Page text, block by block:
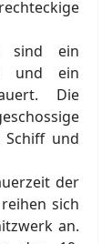
sind ein
und ein
Die
und
der
sich
an.